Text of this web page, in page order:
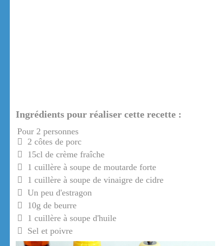
Ingrédients pour réaliser cette recette :
Pour 2 personnes
2 côtes de porc
15cl de crème fraîche
1 cuillère à soupe de moutarde forte
1 cuillère à soupe de vinaigre de cidre
Un peu d'estragon
10g de beurre
1 cuillère à soupe d'huile
Sel et poivre